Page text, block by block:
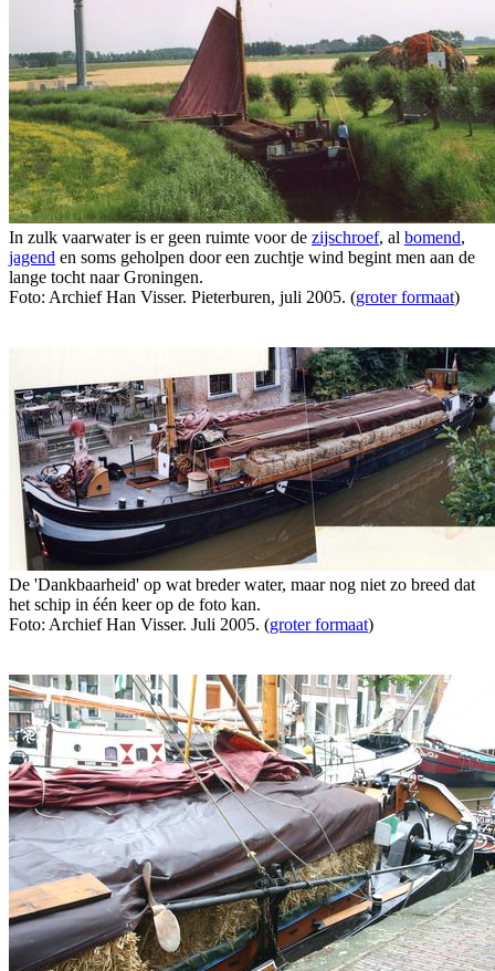
In zulk vaarwater is er geen ruimte voor de zijschroef, al bomend,
jagend en soms geholpen door een zuchtje wind begint men aan de
lange tocht naar Groningen.
Foto: Archief Han Visser. Pieterburen, juli 2005. (groter formaat)
De 'Dankbaarheid' op wat breder water, maar nog niet zo breed dat
het schip in één keer op de foto kan.
Foto: Archief Han Visser. Juli 2005. (groter formaat)